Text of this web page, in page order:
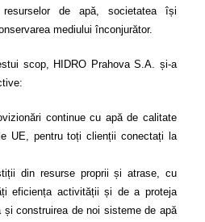
de apă, societatea își
mediului înconjurător.
scop, HIDRO Prahova S.A. și-a
continue cu apă de calitate
UE, pentru toți clienții conectați la
din resurse proprii și atrase, cu
eficiența activității și de a proteja
și construirea de noi sisteme de apă